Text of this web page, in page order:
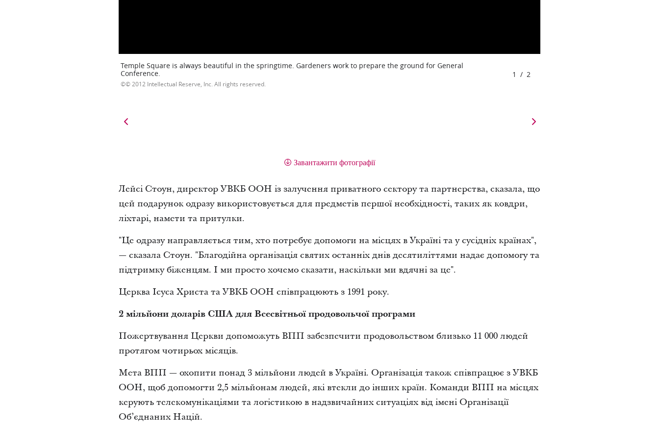
Temple Square is always beautiful in the springtime. Gardeners work to prepare the ground for General
Conference.
© 2012 Intellectual Reserve, Inc. All rights reserved.
1 / 2
Завантажити фотографії
Лейсі Стоун, директор УВКБ ООН із залучення приватного сектору та партнерства, сказала, що
цей подарунок одразу використовується для предметів першої необхідності, таких як ковдри,
ліхтарі, намети та притулки.
"Це одразу направляється тим, хто потребує допомоги на місцях в Україні та у сусідніх країнах",
— сказала Стоун. "Благодійна організація святих останніх днів десятиліттями надає допомогу та
підтримку біженцям. І ми просто хочемо сказати, наскільки ми вдячні за це".
Церква Ісуса Христа та УВКБ ООН співпрацюють з 1991 року.
2 мільйони доларів США для Всесвітньої продовольчої програми
Пожертвування Церкви допоможуть ВПП забезпечити продовольством близько 11 000 людей
протягом чотирьох місяців.
Мета ВПП — охопити понад 3 мільйони людей в Україні. Організація також співпрацює з УВКБ
ООН, щоб допомогти 2,5 мільйонам людей, які втекли до інших країн. Команди ВПП на місцях
керують телекомунікаціями та логістикою в надзвичайних ситуаціях від імені Організації
Об’єднаних Націй.